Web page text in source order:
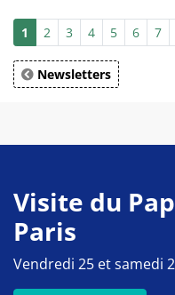
1 2 3 4 5 6 7
Newsletters
Visite du
Paris
Vendredi 25 et samedi